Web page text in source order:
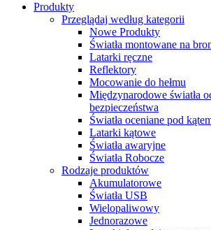
Produkty
Przeglądaj według kategorii
Nowe Produkty
Światła montowane na
Latarki ręczne
Reflektory
Mocowanie do hełmu
Międzynarodowe światła
bezpieczeństwa
Światła oceniane pod
Latarki kątowe
Światła awaryjne
Światła Robocze
Rodzaje produktów
Akumulatorowe
Światła USB
Wielopaliwowy
Jednorazowe